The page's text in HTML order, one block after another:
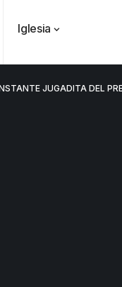
Iglesia
JUGADITA DEL